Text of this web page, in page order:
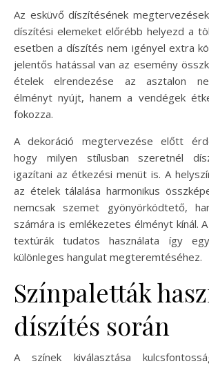
Az esküvő díszítésének
díszítési elemeket előrébb helyezd a
esetben a díszítés nem igényel extra
jelentős hatással van az esemény
ételek elrendezése az asztalon
élményt nyújt, hanem a vendégek
fokozza.
A dekoráció megtervezése előtt
hogy milyen stílusban szeretnél
igazítani az étkezési menüt is. A
az ételek tálalása harmonikus
nemcsak szemet gyönyörködtető,
számára is emlékezetes élményt kínál.
textúrák tudatos használata így
különleges hangulat megteremtéséhez.
Színpaletták
díszítés során
A színek kiválasztása